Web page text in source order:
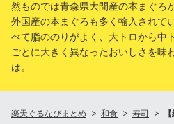
然ものでは青森県大間産の本まぐろ
外国産の本まぐろも多く輸入されて
べて脂ののりがよく、大トロから中
ごとに大きく異なったおいしさを味
は。
楽天ぐるなびまとめ 和食 寿司